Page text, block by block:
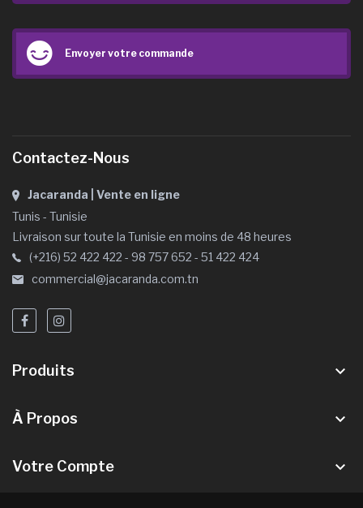
Envoyer votre commande
Contactez-Nous
Jacaranda | Vente en ligne
Tunis - Tunisie
Livraison sur toute la Tunisie en moins de 48 heures
(+216) 52 422 422 - 98 757 652 - 51 422 424
commercial@jacaranda.com.tn
Produits keyboard_arrow_down
À Propos keyboard_arrow_down
Votre Compte keyboard_arrow_down